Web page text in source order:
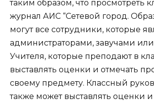
таким образом, что просмотреть
журнал АИС “Сетевой город.
могут все сотрудники, которые
администраторами, завучами
Учителя, которые преподают в
выставлять оценки и отмечать
своему предмету. Классный
также может выставлять оценки и